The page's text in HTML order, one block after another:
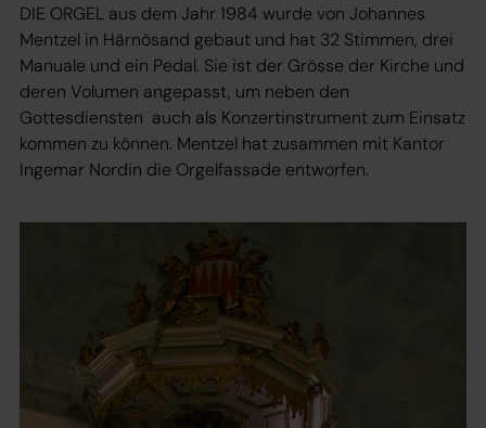
DIE ORGEL aus dem Jahr 1984 wurde von Johannes
Mentzel in Härnösand gebaut und hat 32 Stimmen, drei
Manuale und ein Pedal. Sie ist der Grösse der Kirche und
deren Volumen angepasst, um neben den
Gottesdiensten auch als Konzertinstrument zum Einsatz
kommen zu können. Mentzel hat zusammen mit Kantor
Ingemar Nordin die Orgelfassade entworfen.